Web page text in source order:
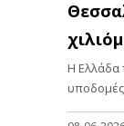
Η Ελλάδα